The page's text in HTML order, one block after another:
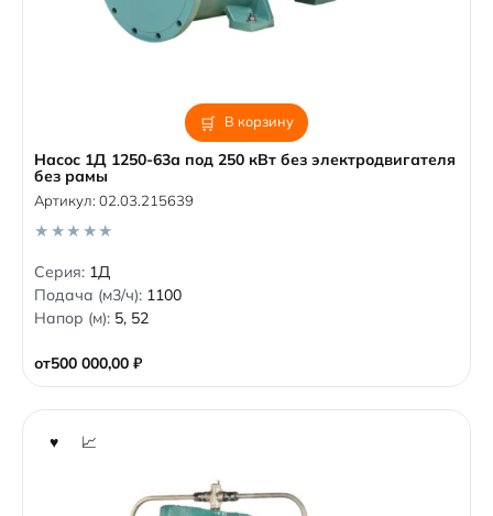
В корзину
Насос 1Д 1250-63а под 250 кВт без электродвигателя
без рамы
от500 000,00 ₽
Артикул: 02.03.215639
0
o
u
t
o
5
Серия: 1Д
Подача (м3/ч): 1100
Напор (м): 5, 52